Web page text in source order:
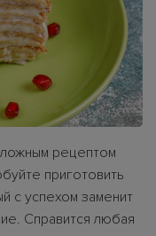
рецептом
приготовить
с успехом заменит
Справится любая